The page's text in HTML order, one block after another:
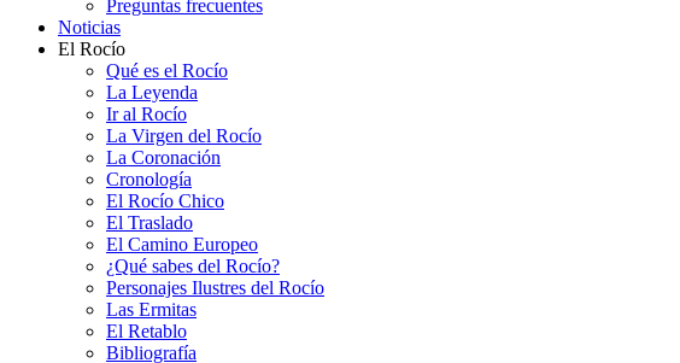
Preguntas frecuentes
Noticias
El Rocío
Qué es el Rocío
La Leyenda
Ir al Rocío
La Virgen del Rocío
La Coronación
Cronología
El Rocío Chico
El Traslado
El Camino Europeo
¿Qué sabes del Rocío?
Personajes Ilustres del Rocío
Las Ermitas
El Retablo
Bibliografía